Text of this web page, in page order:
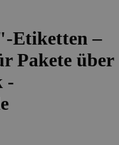
Etiketten –
Pakete über
-